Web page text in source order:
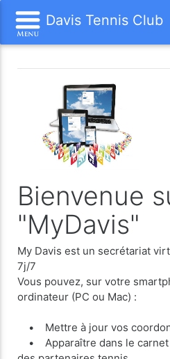
Davis Tennis Club
Bienvenue
"MyDavis"
My Davis est un secrétariat
7j/7
Vous pouvez, sur votre
ordinateur (PC ou Mac) :
• Mettre à jour vos
• Apparaître dans le carnet